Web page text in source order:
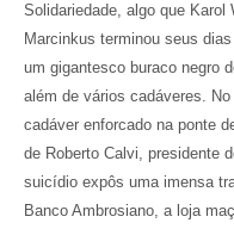
Solidariedade, algo que
Marcinkus terminou seus
um gigantesco buraco negro
além de vários cadáveres.
cadáver enforcado na ponte
de Roberto Calvi, presidente
suicídio expôs uma imensa
Banco Ambrosiano, a loja